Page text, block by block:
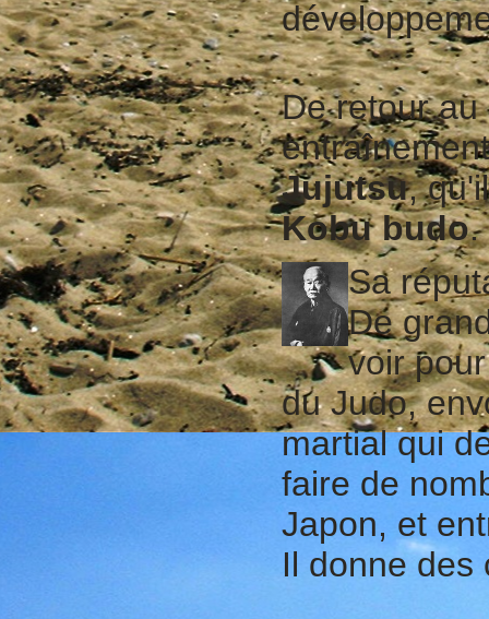
De retour
Jujutsu,
Kobu budo.
Sa
De
voir
du Judo,
martial qui
faire de
Japon, et
Il donne des